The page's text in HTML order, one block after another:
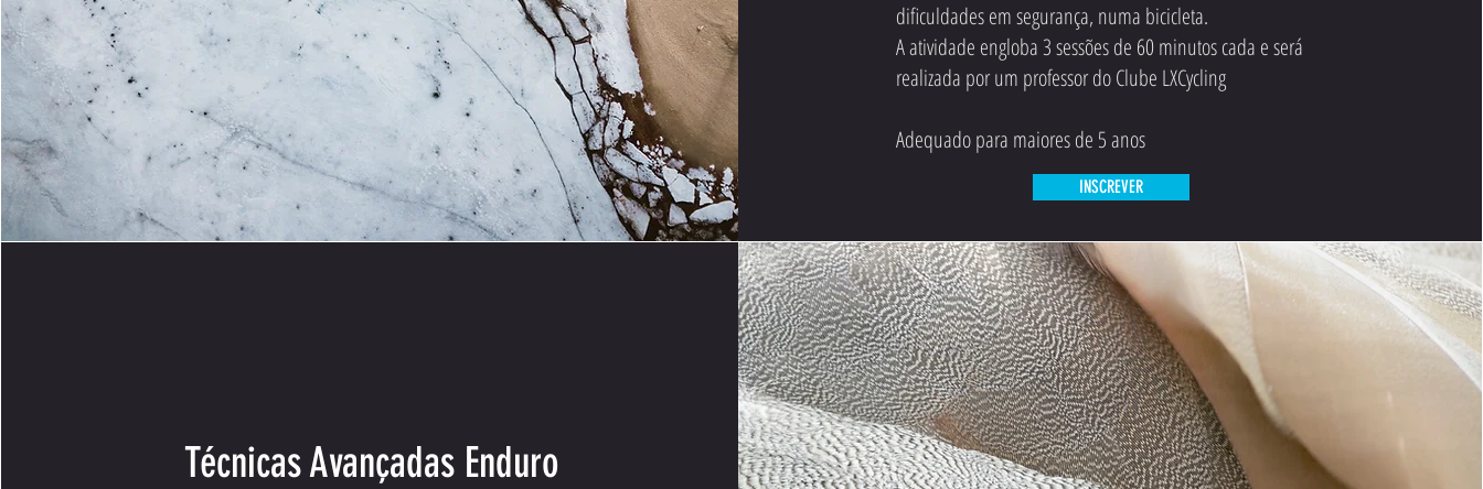
dificuldades em segurança, numa bicicleta.​
A atividade engloba 3 sessões de 60 minutos cada e será
realizada por um professor do Clube LXCycling
Adequado para maiores de 5 anos
INSCREVER
Técnicas Avançadas Enduro